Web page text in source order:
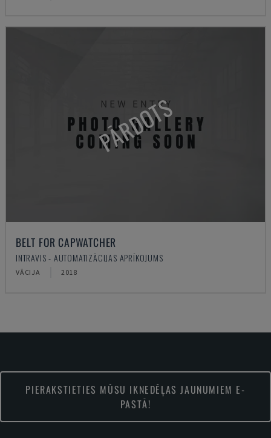
PĀRDOTS
BELT FOR CAPWATCHER
INTRAVIS - AUTOMATIZĀCIJAS APRĪKOJUMS
VĀCIJA 2018
PIERAKSTIETIES MŪSU IKNEDĒĻAS JAUNUMIEM E-
PASTĀ!